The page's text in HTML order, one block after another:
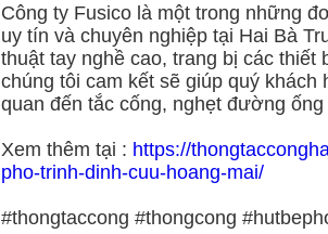
Công ty Fusico là một trong những
uy tín và chuyên nghiệp tại Hai Bà
thuật tay nghề cao, trang bị các thiết
chúng tôi cam kết sẽ giúp quý
quan đến tắc cống, nghẹt đường
Xem thêm tại : https://
pho-trinh-dinh-cuu-hoang-mai/
#thongtaccong #thongcong